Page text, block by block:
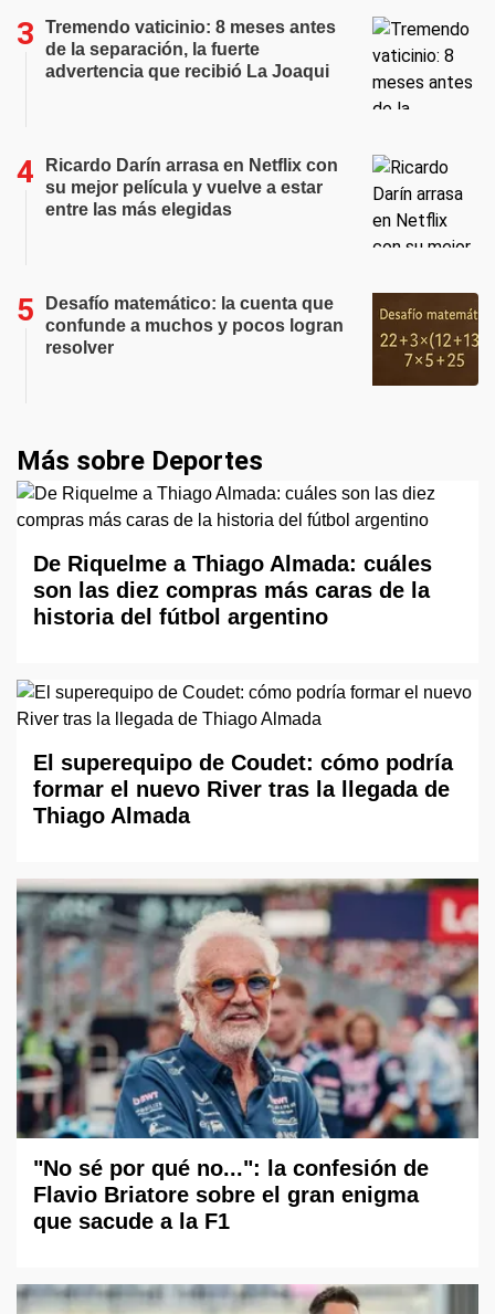
Tremendo vaticinio: 8 meses antes
de la separación, la fuerte
advertencia que recibió La Joaqui
Ricardo Darín arrasa en Netflix con
su mejor película y vuelve a estar
entre las más elegidas
Desafío matemático: la cuenta que
confunde a muchos y pocos logran
resolver
Más sobre Deportes
De Riquelme a Thiago Almada: cuáles
son las diez compras más caras de la
historia del fútbol argentino
El superequipo de Coudet: cómo podría
formar el nuevo River tras la llegada de
Thiago Almada
"No sé por qué no...": la confesión de
Flavio Briatore sobre el gran enigma
que sacude a la F1